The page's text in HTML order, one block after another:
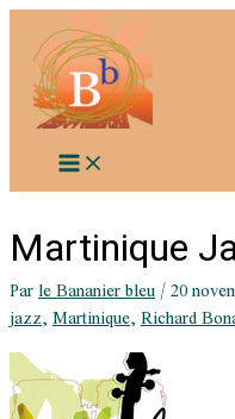
contenu
Martinique
Parle Bananier bleu/20
jazz,Martinique,Richard